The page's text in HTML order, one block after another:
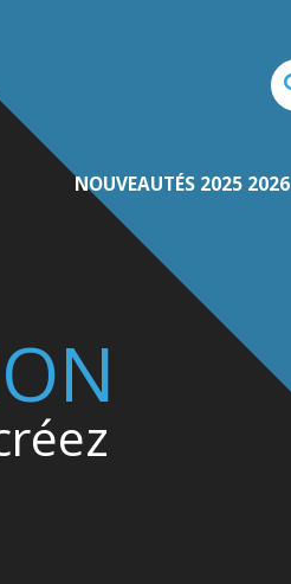
NOUVEAUTÉS 2025 2026